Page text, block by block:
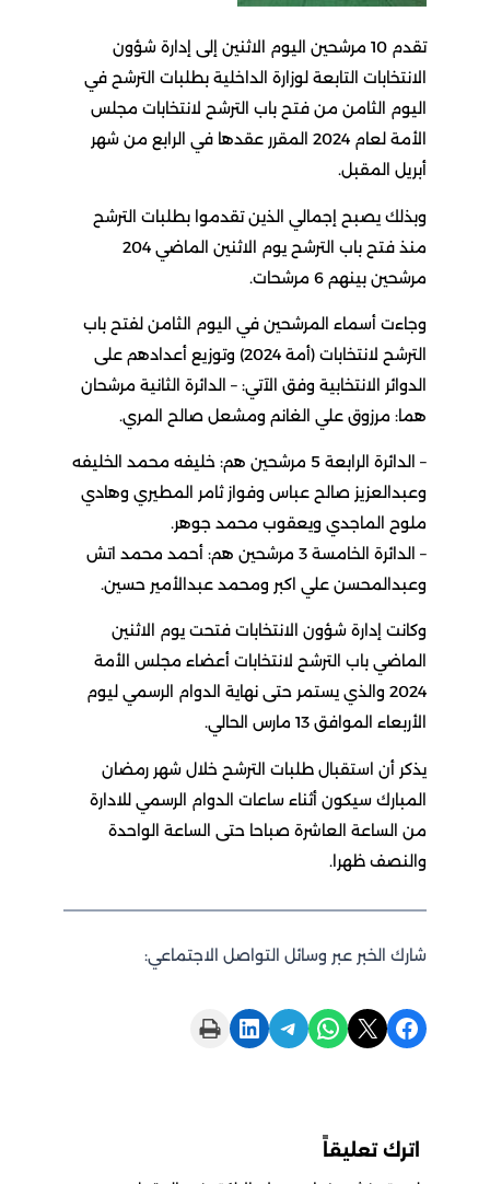
تقدم 10 مرشحين اليوم الاثنين إلى إدارة شؤون
الانتخابات التابعة لوزارة الداخلية بطلبات الترشح في
اليوم الثامن من فتح باب الترشح لانتخابات مجلس
الأمة لعام 2024 المقرر عقدها في الرابع من شهر
أبريل المقبل.
وبذلك يصبح إجمالي الذين تقدموا بطلبات الترشح
منذ فتح باب الترشح يوم الاثنين الماضي 204
مرشحين بينهم 6 مرشحات.
وجاءت أسماء المرشحين في اليوم الثامن لفتح باب
الترشح لانتخابات (أمة 2024) وتوزيع أعدادهم على
الدوائر الانتخابية وفق الآتي: – الدائرة الثانية مرشحان
هما: مرزوق علي الغانم ومشعل صالح المري.
– الدائرة الرابعة 5 مرشحين هم: خليفه محمد الخليفه
وعبدالعزيز صالح عباس وفواز ثامر المطيري وهادي
ملوح الماجدي ويعقوب محمد جوهر.
– الدائرة الخامسة 3 مرشحين هم: أحمد محمد اتش
وعبدالمحسن علي اكبر ومحمد عبدالأمير حسين.
وكانت إدارة شؤون الانتخابات فتحت يوم الاثنين
الماضي باب الترشح لانتخابات أعضاء مجلس الأمة
2024 والذي يستمر حتى نهاية الدوام الرسمي ليوم
الأربعاء الموافق 13 مارس الحالي.
يذكر أن استقبال طلبات الترشح خلال شهر رمضان
المبارك سيكون أثناء ساعات الدوام الرسمي للادارة
من الساعة العاشرة صباحا حتى الساعة الواحدة
والنصف ظهرا.
شارك الخبر عبر وسائل التواصل الاجتماعي:
Share on Facebook
Share on X
Share on WhatsApp
Share on Telegram
Share on LinkedIn
Print this Page
اترك تعليقاً